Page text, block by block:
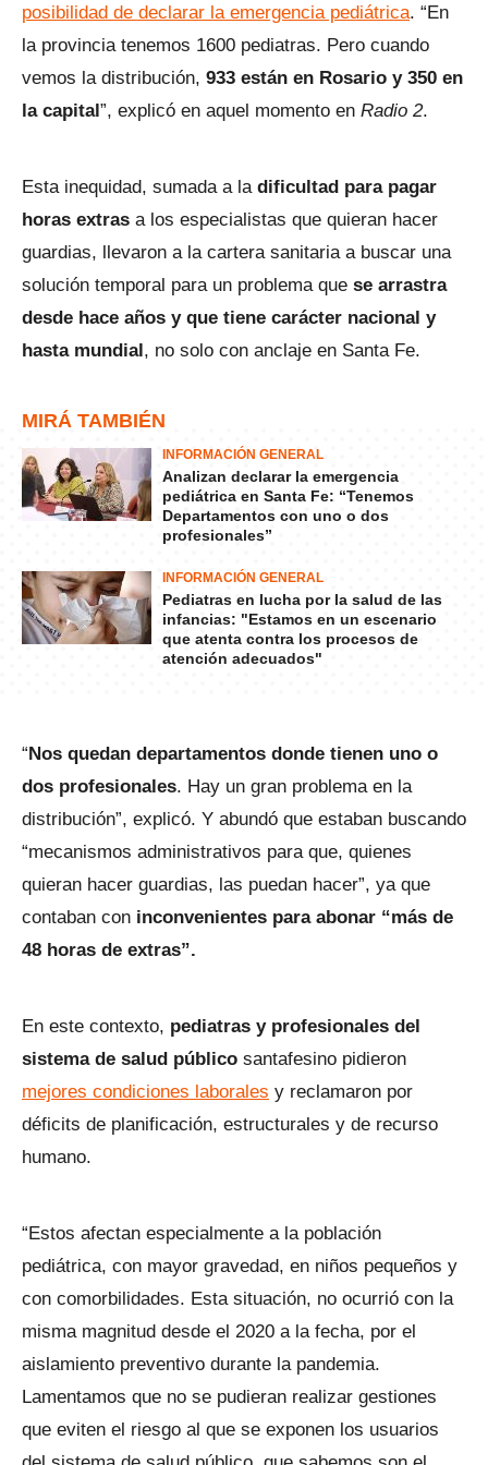
posibilidad de declarar la emergencia pediátrica. “En
la provincia tenemos 1600 pediatras. Pero cuando
vemos la distribución, 933 están en Rosario y 350 en
la capital”, explicó en aquel momento en Radio 2.
Esta inequidad, sumada a ladificultad para pagar
horas extras a los especialistas que quieran hacer
guardias, llevaron a la cartera sanitaria a buscar una
solución temporal para un problema que se arrastra
desde hace años y que tiene carácter nacional y
hasta mundial, no solo con anclaje en Santa Fe.
MIRÁ TAMBIÉN
INFORMACIÓN GENERAL
Analizan declarar la emergencia
pediátrica en Santa Fe: “Tenemos
Departamentos con uno o dos
profesionales”
INFORMACIÓN GENERAL
Pediatras en lucha por la salud de las
infancias: "Estamos en un escenario
que atenta contra los procesos de
atención adecuados"
“Nos quedan departamentos donde tienen uno o
dos profesionales. Hay un gran problema en la
distribución”, explicó. Y abundó que estaban buscando
“mecanismos administrativos para que, quienes
quieran hacer guardias, las puedan hacer”, ya que
contaban con inconvenientes para abonar “más de
48 horas de extras”.
En este contexto, pediatras y profesionales del
sistema de salud público santafesino pidieron
mejores condiciones laborales y reclamaron por
déficits de planificación, estructurales y de recurso
humano.
“Estos afectan especialmente a la población
pediátrica, con mayor gravedad, en niños pequeños y
con comorbilidades. Esta situación, no ocurrió con la
misma magnitud desde el 2020 a la fecha, por el
aislamiento preventivo durante la pandemia.
Lamentamos que no se pudieran realizar gestiones
que eviten el riesgo al que se exponen los usuarios